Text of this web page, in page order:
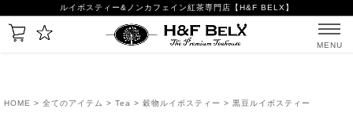
ルイボスティー&ノンカフェイン紅茶専門店【H&F BELX】
MENU
HOME > 全てのアイテム > Tea > 穀物ルイボスティー > 黒豆ルイボスティー